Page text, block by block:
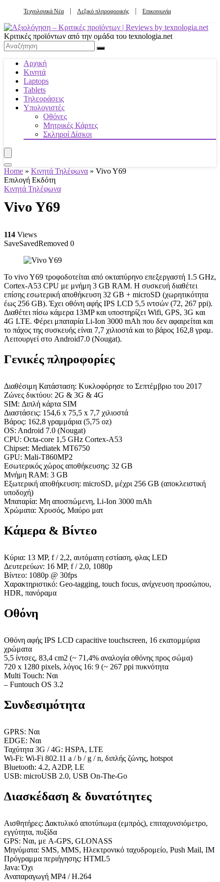
Τεχνολογικά Νέα Λεξικό πληροφορικής Επικοινωνία
Κριτικές προϊόντων από την ομάδα του texnologia.net
Αρχική
Κινητά
Laptops
Tablets
Τηλεοράσεις
Υπολογιστές
Οθόνες
Μητρικές Κάρτες
Σκληροί Δίσκοι
Home » Κινητά Τηλέφωνα » Vivo Y69
Επιλογή Εκδότη
Κινητά Τηλέφωνα
Vivo Y69
114 Views
SaveSavedRemoved 0
Το vivo Y69 τροφοδοτείται από οκταπύρηνο επεξεργαστή 1.5 GHz,
Cortex-A53 CPU με μνήμη 3 GB RAM. Η συσκευή διαθέτει
επίσης εσωτερική αποθήκευση 32 GB + microSD (χωρητικότητα
έως 256 GB). Έχει οθόνη αφής IPS LCD 5,5 ιντσών (72, 267 ppi).
Διαθέτει πίσω κάμερα 13MP και υποστηρίζει Wifi, GPS, 3G και
4G LTE. Φέρει μπαταρία Li-Ion 3000 mAh που δεν αφαιρείται και
το πάχος της συσκευής είναι 7,7 χιλιοστά και το βάρος 162,8 γραμ.
Λειτουργεί στο Android7.0 (Nougat).
Γενικές πληροφορίες
Διαθέσιμη Κατάσταση: Κυκλοφόρησε το Σεπτέμβριο του 2017
Ζώνες δικτύου: 2G & 3G & 4G
SIM: Διπλή κάρτα SIM
Διαστάσεις: 154,6 x 75,5 x 7,7 χιλιοστά
Βάρος: 162,8 γραμμάρια (5,75 oz)
OS: Android 7.0 (Nougat)
CPU: Octa-core 1,5 GHz Cortex-A53
Chipset: Mediatek MT6750
GPU: Mali-T860MP2
Εσωτερικός χώρος αποθήκευσης: 32 GB
Μνήμη RAM: 3 GB
Εξωτερική αποθήκευση: microSD, μέχρι 256 GB (αποκλειστική
υποδοχή)
Μπαταρία: Μη αποσπώμενη, Li-Ion 3000 mAh
Χρώματα: Χρυσός, Μαύρο ματ
Κάμερα & Βίντεο
Κύρια: 13 MP, f / 2,2, αυτόματη εστίαση, φλας LED
Δευτερεύων: 16 MP, f / 2,0, 1080p
Βίντεο: 1080p @ 30fps
Χαρακτηριστικό: Geo-tagging, touch focus, ανίχνευση προσώπου,
HDR, πανόραμα
Οθόνη
Οθόνη αφής IPS LCD capacitive touchscreen, 16 εκατομμύρια
χρώματα
5,5 ίντσες, 83,4 cm2 (~ 71,4% αναλογία οθόνης προς σώμα)
720 x 1280 pixels, λόγος 16: 9 (~ 267 ppi πυκνότητα
Multi Touch: Ναι
– Funtouch OS 3.2
Συνδεσιμότητα
GPRS: Ναι
EDGE: Ναι
Ταχύτητα 3G / 4G: HSPA, LTE
Wi-Fi: Wi-Fi 802.11 a / b / g / n, διπλής ζώνης, hotspot
Bluetooth: 4.2, A2DP, LE
USB: microUSB 2.0, USB On-The-Go
Διασκέδαση & δυνατότητες
Αισθητήρες: Δακτυλικό αποτύπωμα (εμπρός), επιταχυνσιόμετρο,
εγγύτητα, πυξίδα
GPS: Ναι, με A-GPS, GLONASS
Μηνύματα: SMS, MMS, Ηλεκτρονικό ταχυδρομείο, Push Mail, IM
Πρόγραμμα περιήγησης: HTML5
Java: Όχι
Αναπαραγωγή MP4 / H.264